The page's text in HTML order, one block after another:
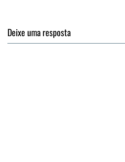
Deixe uma resposta